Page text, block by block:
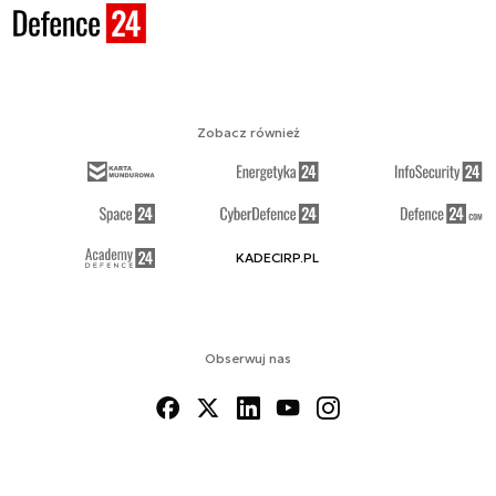
Obserwuj nas
Zobacz również
KADECIRP.PL